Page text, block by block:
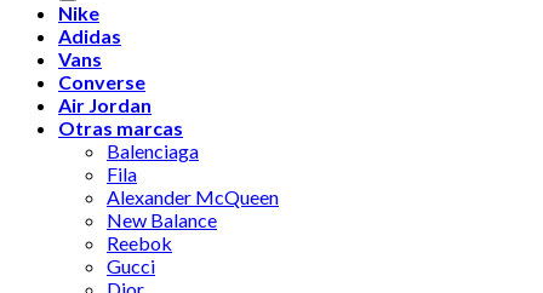
Nike
Adidas
Vans
Converse
Air Jordan
Otras marcas
Balenciaga
Fila
Alexander McQueen
New Balance
Reebok
Gucci